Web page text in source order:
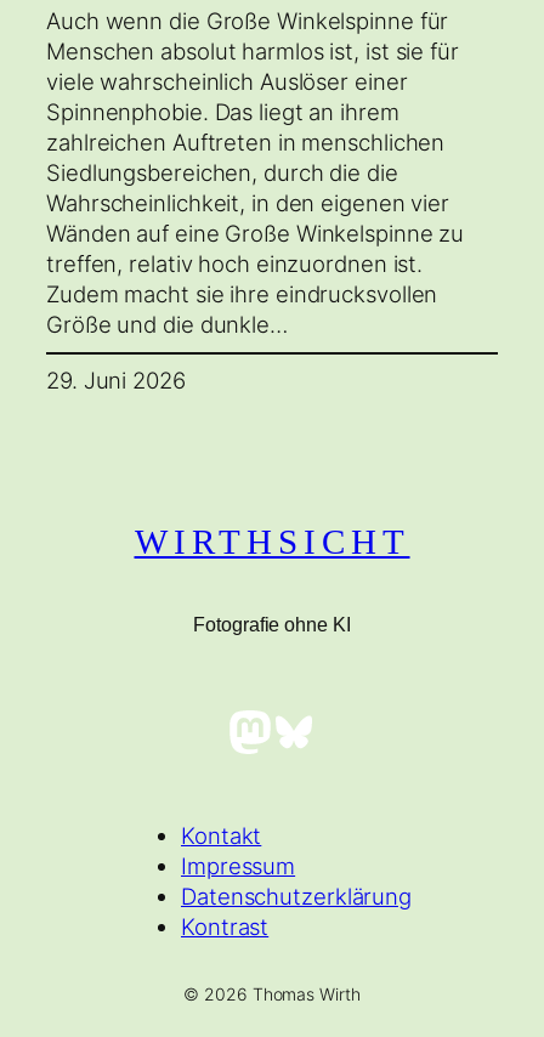
Auch wenn die Große Winkelspinne für
Menschen absolut harmlos ist, ist sie für
viele wahrscheinlich Auslöser einer
Spinnenphobie. Das liegt an ihrem
zahlreichen Auftreten in menschlichen
Siedlungsbereichen, durch die die
Wahrscheinlichkeit, in den eigenen vier
Wänden auf eine Große Winkelspinne zu
treffen, relativ hoch einzuordnen ist.
Zudem macht sie ihre eindrucksvollen
Größe und die dunkle…
29. Juni 2026
WIRTHSICHT
Fotografie ohne KI
Mastodon
Bluesky
Kontakt
Impressum
Datenschutzerklärung
Kontrast
© 2026 Thomas Wirth